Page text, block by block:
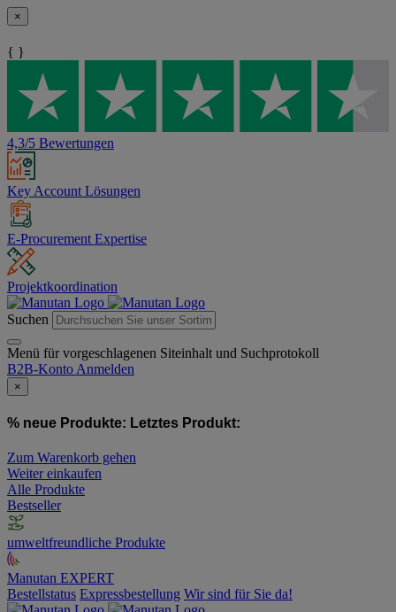
×
{ }
4,3/5 Bewertungen
Key Account Lösungen
E-Procurement Expertise
Projektkoordination
Suchen
Menü für vorgeschlagenen Siteinhalt und Suchprotokoll
B2B-Konto Anmelden
×
% neue Produkte: Letztes Produkt:
Zum Warenkorb gehen
Weiter einkaufen
Alle Produkte
Bestseller
umweltfreundliche Produkte
Manutan EXPERT
Bestellstatus Expressbestellung Wir sind für Sie da!